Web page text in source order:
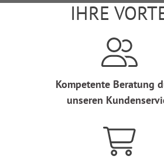
IHRE
Kompetente Beratung
unseren